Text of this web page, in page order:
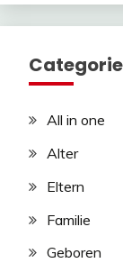
All in one
Alter
Eltern
Familie
Geboren